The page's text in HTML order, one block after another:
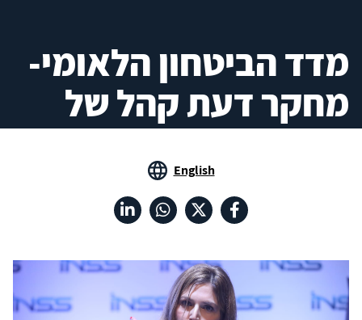
מדד‭ ‬הביטחון‭ ‬הלאומי‭ -
English